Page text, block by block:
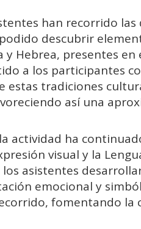
han recorrido las
descubrir
y Hebrea, presentes
a los participantes
estas tradiciones
así una
actividad ha
visual y la
asistentes
emocional y
fomentando la